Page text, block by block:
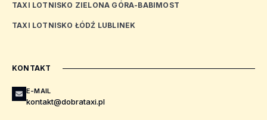
TAXI LOTNISKO ZIELONA GÓRA-BABIMOST
TAXI LOTNISKO ŁÓDŹ LUBLINEK
KONTAKT
E-MAIL
kontakt@dobrataxi.pl